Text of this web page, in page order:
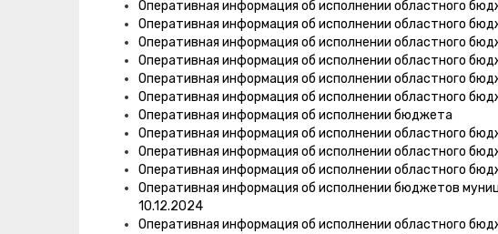
Оперативная информация об исполнении областного
Оперативная информация об исполнении областного
Оперативная информация об исполнении областного
Оперативная информация об исполнении областного
Оперативная информация об исполнении областного
Оперативная информация об исполнении областного
Оперативная информация об исполнении бюджета
Оперативная информация об исполнении областного
Оперативная информация об исполнении областного
Оперативная информация об исполнении областного
Оперативная информация об исполнении бюджетов
10.12.2024
Оперативная информация об исполнении областного